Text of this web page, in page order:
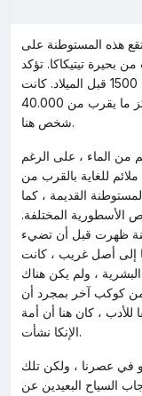
تقع هذه المستوطنة على
من بحيرة تيتيكاكا. تؤكد
الحفريات التاريخية أن تيواناكو تشكلت عام 1500 قبل الميلاد. كانت
هذه المدينة تعتبر قلب الولاية ، حيث يتركز ما يقرب من 40.000
شخص هنا.
على أنقاض تيواناكو على بعد 20 كم من الماء ، على الرغم
للغاية بالقرب من
القديمة ، كما
الأسطورية المختلفة.
ظهرت قبل أن تضيء
إلى أصل غريب ، كانت
، ولم يكن هناك
من كوكب آخر بمجرد أن
للأدب ، كان هنا أن أمة
الإنكا نشأت.
في عصرنا ، ولكن تلك
السياح البعيدين عن